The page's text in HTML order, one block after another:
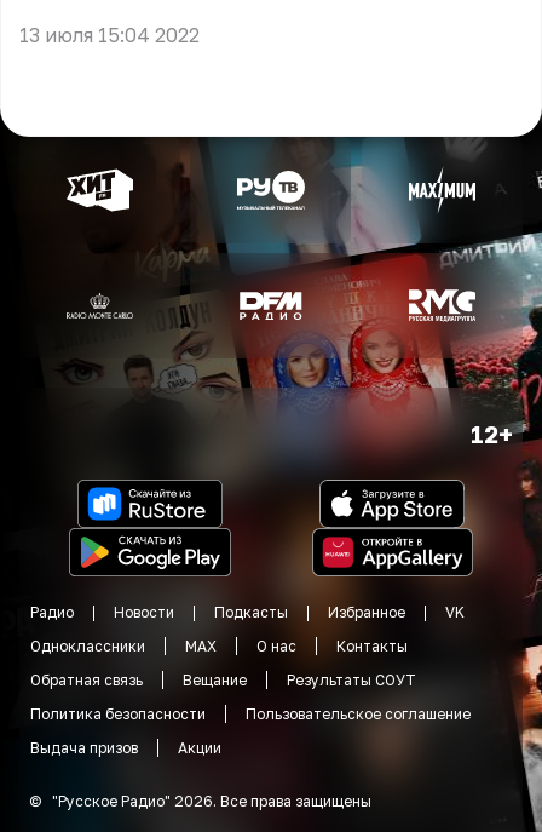
13 июля 15:04 2022
12+
Радио Новости Подкасты Избранное
VK
Одноклассники
MAX О нас
Контакты
Обратная связь
Вещание
Результаты СОУТ
Политика безопасности
Пользовательское соглашение
Выдача призов
Акции
© "Русское Радио" 2026. Все права защищены